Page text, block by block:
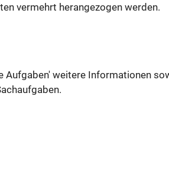
vermehrt herangezogen werden.
Aufgaben' weitere Informationen